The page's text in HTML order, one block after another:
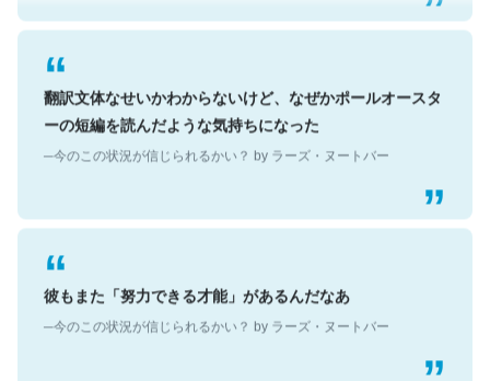
翻訳文体なせいかわからないけど、なぜかポールオースタ
ーの短編を読んだような気持ちになった
─今のこの状況が信じられるかい？ by ラーズ・ヌートバー
彼もまた「努力できる才能」があるんだなあ
─今のこの状況が信じられるかい？ by ラーズ・ヌートバー